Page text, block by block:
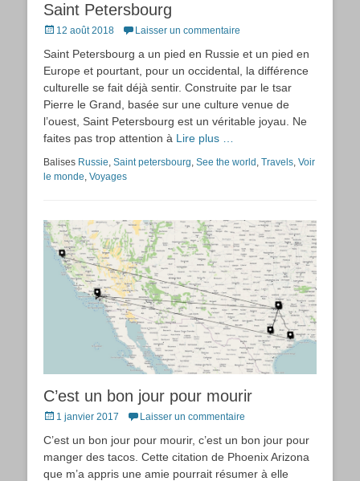
Saint Petersbourg
Posted
12 août 2018 Laisser un commentaire
Saint Petersbourg a un pied en Russie et un pied en
Europe et pourtant, pour un occidental, la différence
culturelle se fait déjà sentir. Construite par le tsar
Pierre le Grand, basée sur une culture venue de
l’ouest, Saint Petersbourg est un véritable joyau. Ne
faites pas trop attention à Lire plus …
Balises Russie, Saint petersbourg, See the world , Travels, Voir
le monde, Voyages
C’est un bon jour pour mourir
Posted
1 janvier 2017 Laisser un commentaire
C’est un bon jour pour mourir, c’est un bon jour pour
manger des tacos. Cette citation de Phoenix Arizona
que m’a appris une amie pourrait résumer à elle